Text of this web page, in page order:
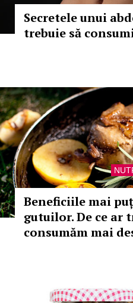
Secretele unui
trebuie să
Beneficiile mai
gutuilor. De ce ar
consumăm mai